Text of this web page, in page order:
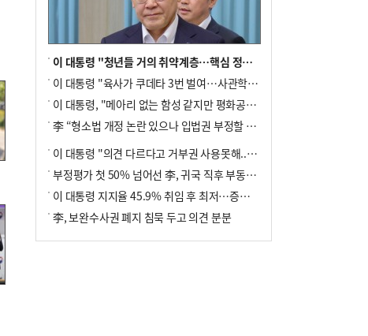
이 대통령 "청년들 거의 취약계층…핵심 정책 재편""
이 대통령 "육사가 쿠데타 3번 벌여…사관학교 통합 신속히 추진"
이 대통령, "메아리 없는 함성 같지만 평화공존책 계속해야"
李 “형소법 개정 논란 있으나 입법권 부정할 만큼은 아냐”(종합)
이 대통령 "의견 다르다고 거부권 사용못해.. 입법권 부정할 상황이라 보기 어려워"
부정평가 첫 50% 넘어선 李, 귀국 직후 부동산·증시 점검(종합)
이 대통령 지지율 45.9% 취임 후 최저…증시 폭락·연임 개헌 논란 영향
李, 보완수사권 폐지 침묵 두고 의견 분분